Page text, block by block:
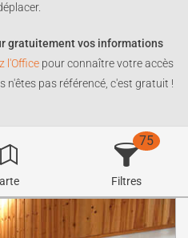
gratuitement vos informations
l'Office pour connaître votre accès
n'êtes pas référencé, c'est gratuit !
Filtres
75